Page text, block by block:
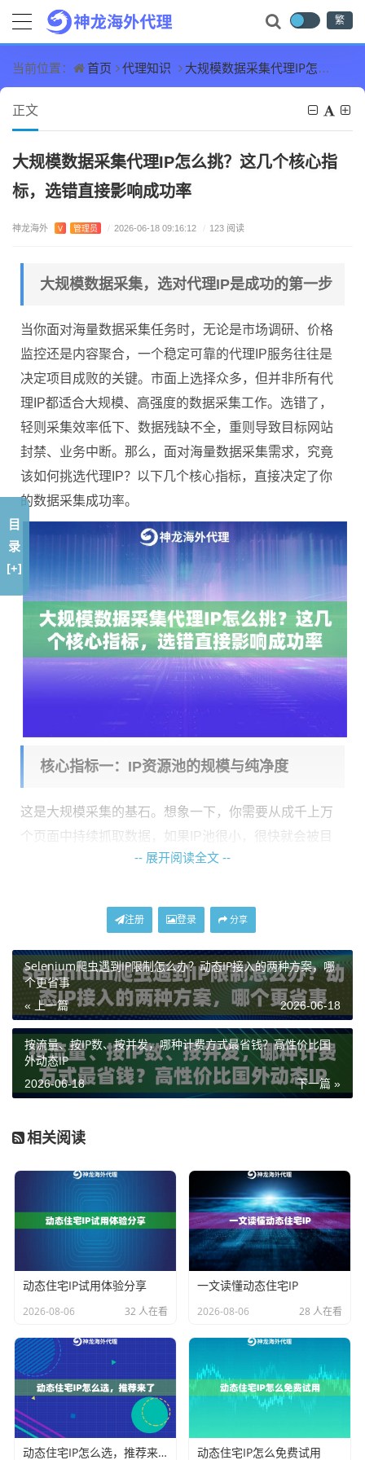
繁
当前位置： 首页 代理知识 大规模数据采集代理IP怎么挑？这几个核心指标，选错直接影响成功率
正文
大规模数据采集代理IP怎么挑？这几个核心指
标，选错直接影响成功率
神龙海外 V 管理员 / 2026-06-18 09:16:12 / 123 阅读
大规模数据采集，选对代理IP是成功的第一步
当你面对海量数据采集任务时，无论是市场调研、价格
监控还是内容聚合，一个稳定可靠的代理IP服务往往是
决定项目成败的关键。市面上选择众多，但并非所有代
理IP都适合大规模、高强度的数据采集工作。选错了，
轻则采集效率低下、数据残缺不全，重则导致目标网站
封禁、业务中断。那么，面对海量数据采集需求，究竟
该如何挑选代理IP？以下几个核心指标，直接决定了你
的数据采集成功率。
核心指标一：IP资源池的规模与纯净度
这是大规模采集的基石。想象一下，你需要从成千上万
个页面中持续抓取数据，如果IP池很小，很快就会被目
标网站识别并限制。一个庞大且纯净的IP资源池
首先看规模。对于长期、高频的采集任务，IP数量几乎
餐，提供专属的动态住宅IP池，资源独立使用，IP使用数
量不设上限，能够支撑长期、高频的访问需求，有效避
免因IP重复使用过快而被封禁的问题。
其次看纯净度。IP是否被大量滥用过？是否来自真实的
用户环境？动态住宅IP因其源自真实的家庭宽带网络，
拥有更高的可信度，被目标网站视为普通用户访问的可
务通常具备每日数百万级的实时去重能力，确保IP的纯
净度，这对于金融数据采集、高价值平台信息获取等对
成功率要求苛刻的场景尤为重要。
核心指标二：稳定性和成功率
数据采集往往是自动化、7x24小时运行的，任何不稳定
的因素都可能导致程序中断、数据丢失。代理IP服务的
这里的稳定性包含两层含义：一是 连接成功率 ，二是网
络链路的质量。一个优秀的代理服务应能提供99.9%及以
上的正常运行保障。这意味着你的采集脚本在绝大多数
时间都能通过代理IP顺利获取到数据，而不会频繁遭遇
-- 展开阅读全文 --
注册 登录 分享
Selenium爬虫遇到IP限制怎么办？动态IP接入的两种方案，哪
个更省事
« 上一篇 2026-06-18
按流量、按IP数、按并发，哪种计费方式最省钱？高性价比国
外动态IP
下一篇 »
2026-06-18
相关阅读
动态住宅IP试用体验分享
2026-08-06 32 人在看
一文读懂动态住宅IP
2026-08-06 28 人在看
动态住宅IP怎么选，推荐来了 动态住宅IP怎么免费试用
目
录
[+]